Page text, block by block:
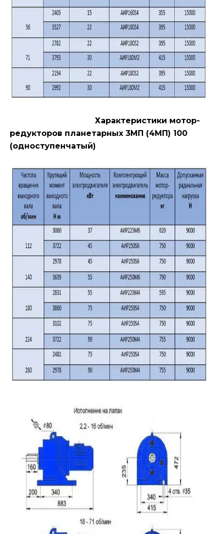
Характеристики мотор-
редукторов планетарных 3МП (4МП) 100
(одноступенчатый)